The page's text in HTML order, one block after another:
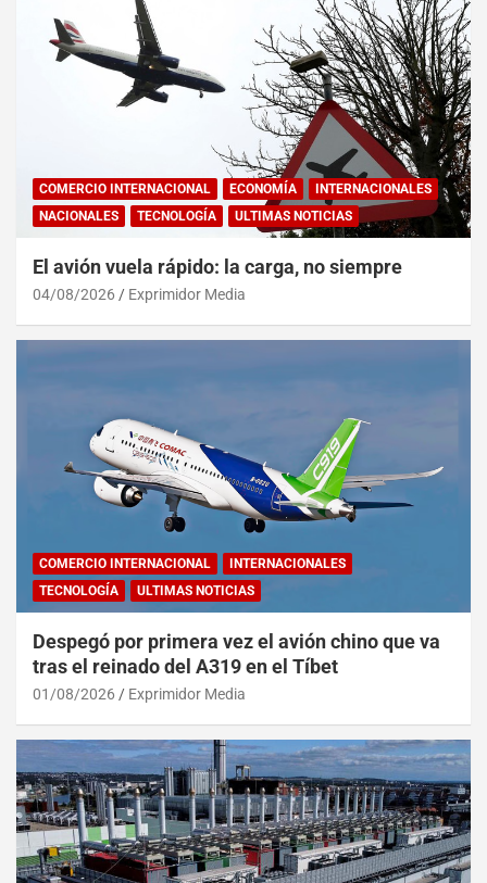
COMERCIO INTERNACIONAL ECONOMÍA
INTERNACIONALES
NACIONALES
TECNOLOGÍA ULTIMAS NOTICIAS
El avión vuela rápido: la carga, no siempre
04/08/2026 Exprimidor Media
COMERCIO INTERNACIONAL
INTERNACIONALES
TECNOLOGÍA
ULTIMAS NOTICIAS
Despegó por primera vez el avión chino que va
tras el reinado del A319 en el Tíbet
01/08/2026 Exprimidor Media